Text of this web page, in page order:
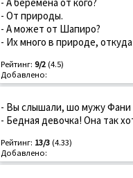
- А беремена от кого?
- От природы.
- А может от Шапиро?
- Их много в природе,
Рейтинг: 9/2(4.5)
Добавлено:
- Вы слышали, шо мужу Фани
- Бедная девочка! Она так
Рейтинг: 13/3(4.33)
Добавлено: